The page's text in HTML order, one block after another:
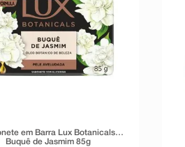
em Barra Lux Botanicals
Buquê de Jasmim 85g